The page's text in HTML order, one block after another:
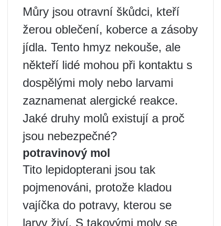
Můry jsou otravní škůdci, kteří
žerou oblečení, koberce a zásoby
jídla. Tento hmyz nekouše, ale
někteří lidé mohou při kontaktu s
dospělými moly nebo larvami
zaznamenat alergické reakce.
Jaké druhy molů existují a proč
jsou nebezpečné?
potravinový mol
Tito lepidopterani jsou tak
pojmenováni, protože kladou
vajíčka do potravy, kterou se
larvy živí. S takovými moly se